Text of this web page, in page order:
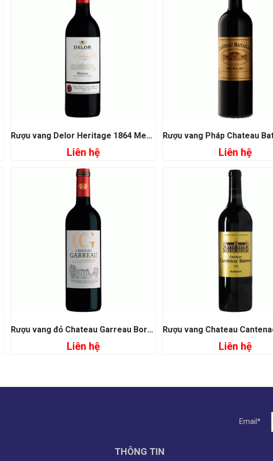
Đọc tiếp
Rượu vang Delor Heritage 1864 Medoc
Liên hệ
Đọc tiếp
Liên hệ
Đọc tiếp
Rượu vang đỏ Chateau Garreau Bordeaux Superieur
Liên hệ
Đọc tiếp
Liên hệ
Email*
THÔNG TIN